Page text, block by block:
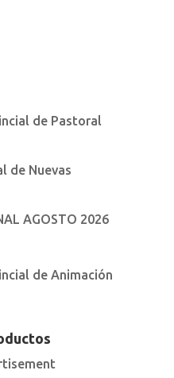
de Pastoral
de Nuevas
AGOSTO 2026
de Animación